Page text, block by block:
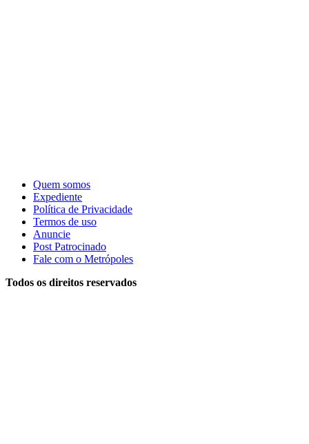
Quem somos
Expediente
Política de Privacidade
Termos de uso
Anuncie
Post Patrocinado
Fale com o Metrópoles
Todos os direitos reservados